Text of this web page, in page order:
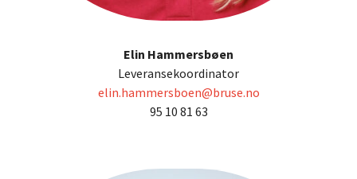
Elin Hammersbøen
Leveransekoordinator
elin.hammersboen@bruse.no
95 10 81 63